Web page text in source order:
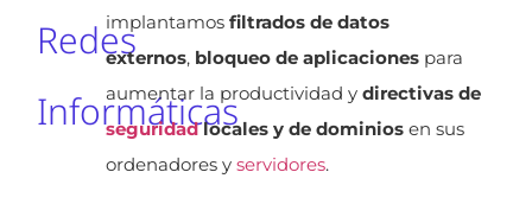
Redes
Informáticas
implantamosfiltrados de datos
externos, bloqueo de aplicaciones para
aumentar la productividad ydirectivas de
seguridadlocales y de dominios en sus
ordenadores yservidores.